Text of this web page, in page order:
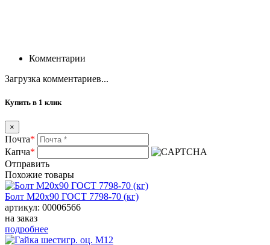
Комментарии
Загрузка комментариев...
Купить в 1 клик
×
Почта*
Капча*
Отправить
Похожие товары
Болт М20х90 ГОСТ 7798-70 (кг)
артикул: 00006566
на заказ
подробнее